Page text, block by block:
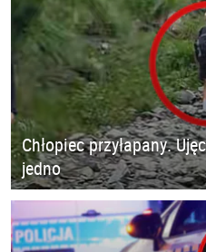
Chłopiec przyłapany.
jedno